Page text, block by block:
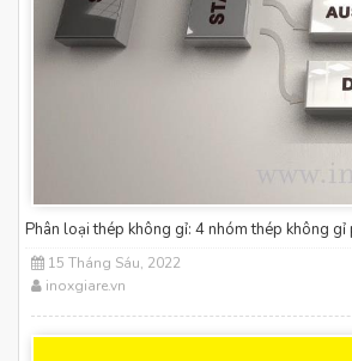
Phân loại thép không gỉ: 4 nhóm thép không gỉ
15 Tháng Sáu, 2022
inoxgiare.vn